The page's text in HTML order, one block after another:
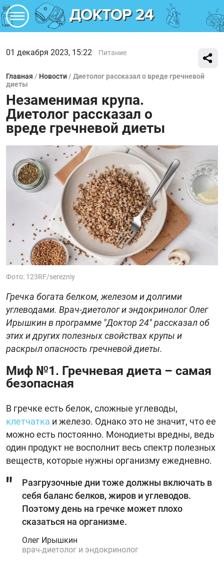
01 декабря 2023, 15:22 Питание
Главная / Новости / Диетолог рассказал о вреде гречневой
диеты
Незаменимая крупа.
Диетолог рассказал о
вреде гречневой диеты
Фото: 123RF/serezniy
Гречка богата белком, железом и долгими
углеводами. Врач-диетолог и эндокринолог Олег
Ирышкин в программе "Доктор 24" рассказал об
этих и других полезных свойствах крупы и
раскрыл опасность гречневой диеты.
Миф №1. Гречневая диета – самая
безопасная
В гречке есть белок, сложные углеводы,
клетчатка и железо. Однако это не значит, что ее
можно есть постоянно. Монодиеты вредны, ведь
один продукт не восполнит весь спектр полезных
веществ, которые нужны организму ежедневно.
Разгрузочные дни тоже должны включать в
себя баланс белков, жиров и углеводов.
Поэтому день на гречке может плохо
сказаться на организме.
Олег Ирышкин
врач-диетолог и эндокринолог